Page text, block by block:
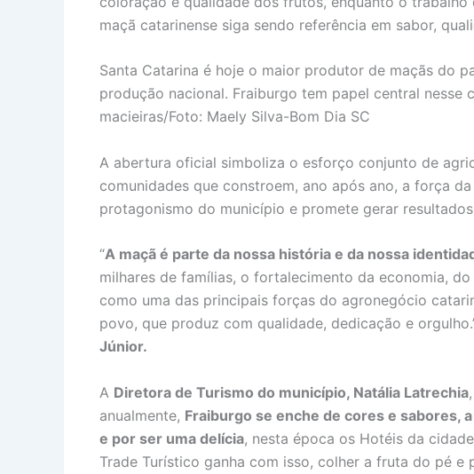
maçã catarinense siga sendo referência em sabor,
Santa Catarina é hoje o maior produtor de maçãs do
produção nacional. Fraiburgo tem papel central nesse
macieiras/Foto: Maely Silva-Bom Dia SC
A abertura oficial simboliza o esforço conjunto de
comunidades que constroem, ano após ano, a força
protagonismo do município e promete gerar
“A maçã é parte da nossa história e da nossa
milhares de famílias, o fortalecimento da economia,
como uma das principais forças do agronegócio
povo, que produz com qualidade, dedicação e
Júnior.
A Diretora de Turismo do município, Natália Latrechia
anualmente, Fraiburgo se enche de cores e sabores,
e por ser uma delícia, nesta época os Hotéis da
Trade Turístico ganha com isso, colher a fruta do pé e